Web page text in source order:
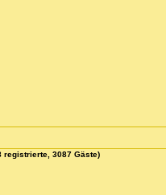
registrierte, 3087 Gäste)